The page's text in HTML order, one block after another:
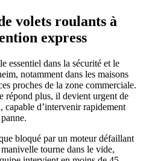
volets roulants à
express
essentiel dans la sécurité et le
notamment dans les maisons
proches de la zone commerciale.
répond plus, il devient urgent de
capable d’intervenir rapidement
bloqué par un moteur défaillant
tourne dans le vide,